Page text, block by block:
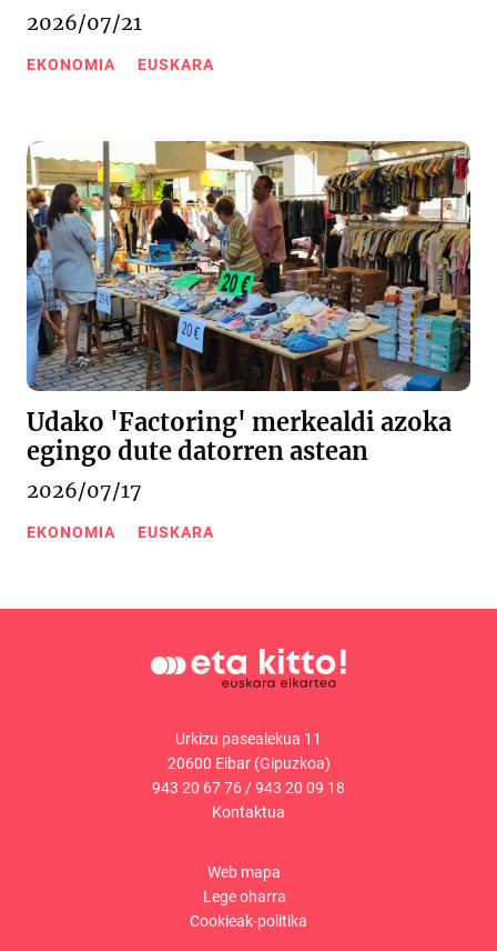
2026/07/21
EKONOMIA EUSKARA
Udako 'Factoring' merkealdi azoka
egingo dute datorren astean
2026/07/17
EKONOMIA EUSKARA
Urkizu pasealekua 11
20600 Eibar (Gipuzkoa)
943 20 67 76/943 20 09 18
Kontaktua
Web mapa
Lege oharra
Cookieak-politika